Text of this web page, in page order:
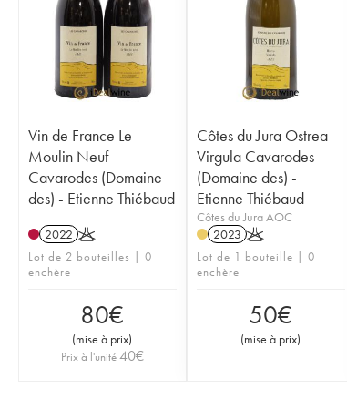
Vin de France Le
Moulin Neuf
Cavarodes (Domaine
des) - Etienne Thiébaud
2022 K
Lot de 2 bouteilles | 0
enchère
80€
(mise à prix)
Prix à l'unité40€
Côtes du Jura Ostrea
Virgula Cavarodes
(Domaine des) -
Etienne Thiébaud
Côtes du Jura AOC
2023 K
Lot de 1 bouteille | 0
enchère
50€
(mise à prix)